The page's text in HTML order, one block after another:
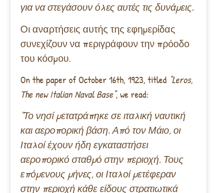
για να στεγάσουν όλες αυτές τις δυνάμεις.
Οι αναρτήσεις αυτής της εφημερίδας
συνεχίζουν να περιγράφουν την πρόοδο
του κόσμου.
On the paper of October 16th, 1923, titled “Leros,
The new Italian Naval Base”, we read:
“Το νησί μετατράπηκε σε ιταλική ναυτική
και αεροπορική βάση. Από τον Μάιο, οι
Ιταλοί έχουν ήδη εγκαταστήσει
αεροπορικό σταθμό στην περιοχή. Τους
επόμενους μήνες, οι Ιταλοί μετέφεραν
στην περιοχή κάθε είδους στρατιωτικά